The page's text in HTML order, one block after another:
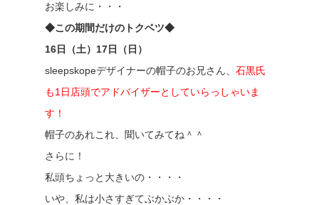
お楽しみに・・・
◆この期間だけのトクベツ◆
16日（土）17日（日）
sleepskopeデザイナーの帽子のお兄さん、 石黒氏
も1日店頭でアドバイザーとしていらっしゃいま
す！
帽子のあれこれ、聞いてみてね＾＾
さらに！
私頭ちょっと大きいの・・・・
いや、私は小さすぎてぶかぶか・・・・